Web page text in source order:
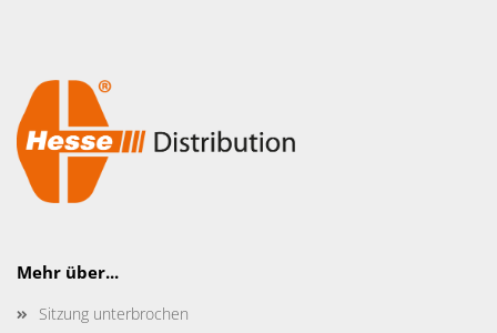
Mehr über...
Sitzung unterbrochen